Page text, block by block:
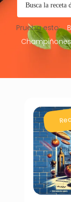
Prueba esto:
Champiñones